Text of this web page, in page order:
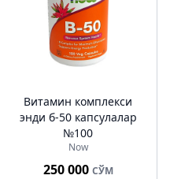
Витамин комплекси
энди б-50 капсулалар
№100
Now
250 000 СЎМ